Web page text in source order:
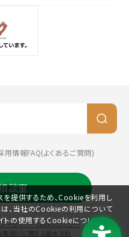
用情報FAQ(よくあるご質問)
談室
ーポリシーCookieポリシー
扱いに関する基本方針
を提供するため、Cookieを利用し
は、当社のCookieの利用について
トの使用するCookieについては、